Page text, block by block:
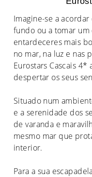
Imagine-se a
fundo ou a tomar
entardeceres mais
no mar, na luz e nas
Eurostars Cascais 4*
despertar os seus
Situado num
e a serenidade dos
de varanda e
mesmo mar que
interior.
Para a sua